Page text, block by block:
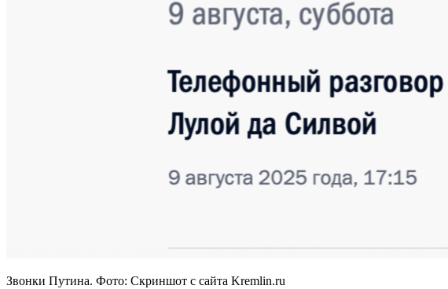
Звонки Путина. Фото: Скриншот с сайта Kremlin.ru